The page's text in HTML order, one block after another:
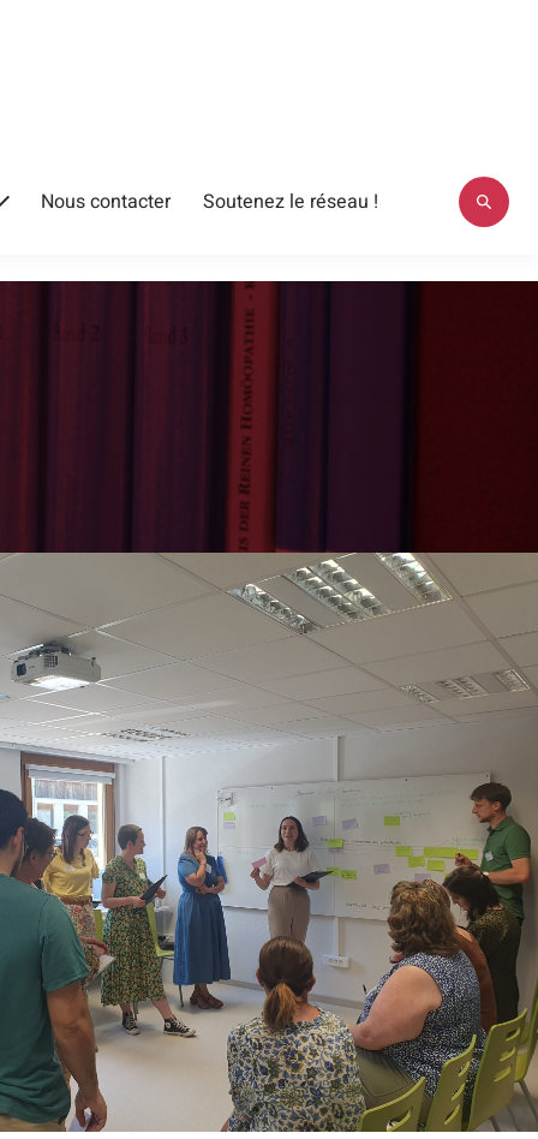
Nous contacter Soutenez le réseau !